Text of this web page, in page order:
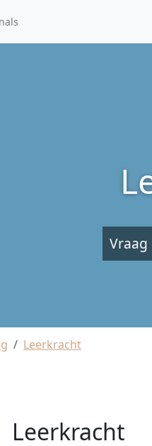
Leerkracht
Leerkracht